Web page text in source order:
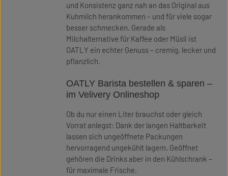
und Konsistenz ganz nah an das Original aus
Kuhmilch herankommen – und für viele sogar
besser schmecken. Gerade als
Milchalternative für Kaffee oder Müsli ist
OATLY ein echter Genuss – cremig, lecker und
pflanzlich.
OATLY Barista bestellen & sparen –
im Velivery Onlineshop
Ob du nur einen Liter brauchst oder gleich
Vorrat anlegst: Dank der langen Haltbarkeit
lassen sich ungeöffnete Packungen
hervorragend ungekühlt lagern. Geöffnet
gehören die Drinks aber in den Kühlschrank –
für maximale Frische.